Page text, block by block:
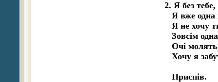
2. Я без тебе,
Я вже одна
Я не хочу
Зовсім
Очі
Хочу я
   Приспів.